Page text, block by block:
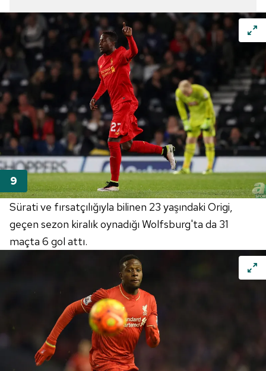
Sürati ve fırsatçılığıyla bilinen 23 yaşındaki Origi,
geçen sezon kiralık oynadığı Wolfsburg'ta da 31
maçta 6 gol attı.